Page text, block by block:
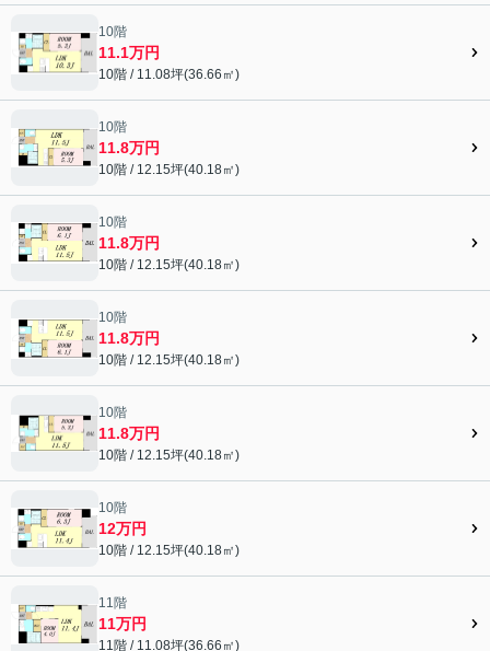
10階
11.1万円
10階 / 11.08坪(36.66㎡)
10階
11.8万円
10階 / 12.15坪(40.18㎡)
10階
11.8万円
10階 / 12.15坪(40.18㎡)
10階
11.8万円
10階 / 12.15坪(40.18㎡)
10階
11.8万円
10階 / 12.15坪(40.18㎡)
10階
12万円
10階 / 12.15坪(40.18㎡)
11階
11万円
11階 / 11.08坪(36.66㎡)